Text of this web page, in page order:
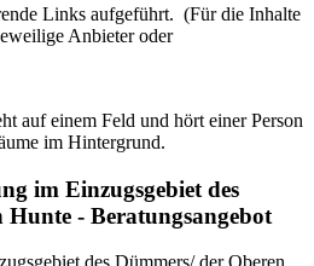
Links aufgeführt. (Für die Inhalte
Anbieter oder
im Einzugsgebiet des
Hunte - Beratungsangebot